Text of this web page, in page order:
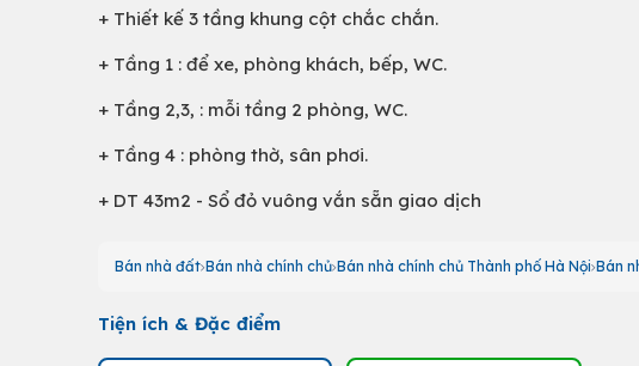
+ Thiết kế 3 tầng khung cột chắc chắn.
+ Tầng 1 : để xe, phòng khách, bếp, WC.
+ Tầng 2,3, : mỗi tầng 2 phòng, WC.
+ Tầng 4 : phòng thờ, sân phơi.
+ DT 43m2 - Sổ đỏ vuông vắn sẵn giao dịch
Bán nhà đất Bán nhà chính chủ Bán nhà chính chủ Thành phố Hà Nội Bán
Tiện ích & Đặc điểm